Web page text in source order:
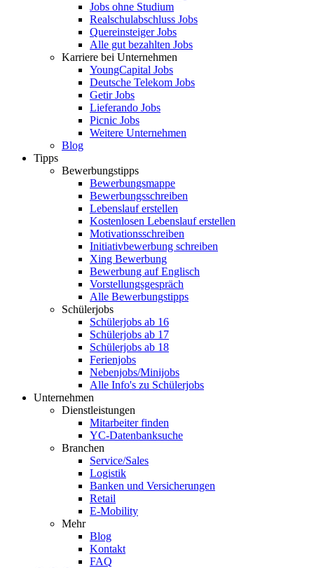
Jobs ohne Studium
Realschulabschluss Jobs
Quereinsteiger Jobs
Alle gut bezahlten Jobs
Karriere bei Unternehmen
YoungCapital Jobs
Deutsche Telekom Jobs
Getir Jobs
Lieferando Jobs
Picnic Jobs
Weitere Unternehmen
Blog
Tipps
Bewerbungstipps
Bewerbungsmappe
Bewerbungsschreiben
Lebenslauf erstellen
Kostenlosen Lebenslauf erstellen
Motivationsschreiben
Initiativbewerbung schreiben
Xing Bewerbung
Bewerbung auf Englisch
Vorstellungsgespräch
Alle Bewerbungstipps
Schülerjobs
Schülerjobs ab 16
Schülerjobs ab 17
Schülerjobs ab 18
Ferienjobs
Nebenjobs/Minijobs
Alle Info's zu Schülerjobs
Unternehmen
Dienstleistungen
Mitarbeiter finden
YC-Datenbanksuche
Branchen
Service/Sales
Logistik
Banken und Versicherungen
Retail
E-Mobility
Mehr
Blog
Kontakt
FAQ